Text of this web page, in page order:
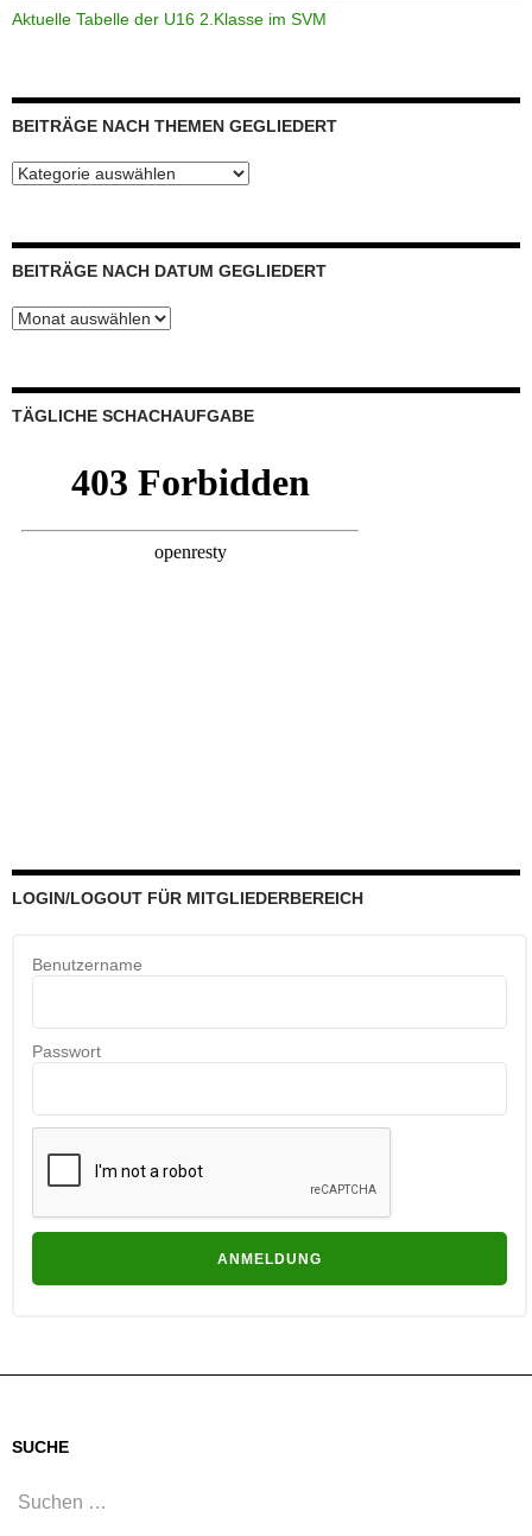
Aktuelle Tabelle der U16 2.Klasse im SVM
BEITRÄGE NACH THEMEN GEGLIEDERT
Beiträge
BEITRÄGE NACH DATUM GEGLIEDERT
Beiträge
TÄGLICHE SCHACHAUFGABE
LOGIN/LOGOUT FÜR MITGLIEDERBEREICH
Benutzername
Passwort
SUCHE
Suchen